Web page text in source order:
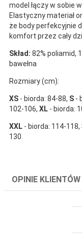
model łączy w sobie
Elastyczny materiał
że body perfekcyjnie
komfort przez cały
Skład: 82% poliamid,
bawełna
Rozmiary (cm):
XS - biorda: 84-88, S -
102-106, XL - biorda:
XXL - biorda: 114-118,
130.
OPINIE KLIENTÓW